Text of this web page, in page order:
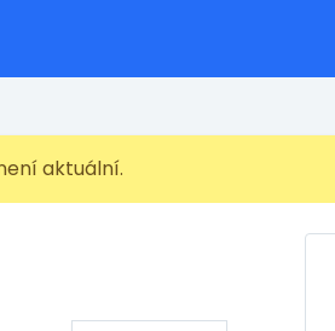
aktuální.